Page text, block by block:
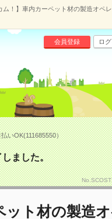
ム！】車内カーペット材の製造オペ
会員登録 ロ
いOK(111685550）
ました。
ット材の製造